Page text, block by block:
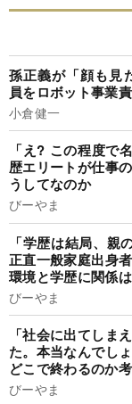
孫正義が「顔も見
員をロボット事業
小倉健一
「え? この程度で
歴エリートが仕事
うしてなのか
びーやま
「学歴は結局、親
正直一般家庭出身
環境と学歴に関係
びーやま
「社会に出てしま
た。本当なんでし
どこで終わるのか
びーやま